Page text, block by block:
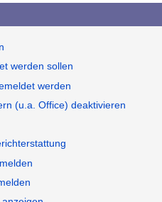
werden sollen
werden
(u.a. Office) deaktivieren